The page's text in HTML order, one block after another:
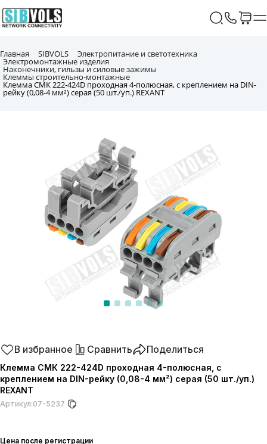
Главная SIBVOLS Электропитание и светотехника
Электромонтажные изделия
Наконечники, гильзы и силовые зажимы
Клеммы строительно-монтажные
Клемма СМК 222-424D проходная 4-полюсная, с креплением на DIN-
рейку (0,08-4 мм²) серая (50 шт./уп.) REXANT
В избранное Сравнить Поделиться
Клемма СМК 222-424D проходная 4-полюсная, с
креплением на DIN-рейку (0,08-4 мм²) серая (50 шт./уп.)
REXANT
Артикул:07-5237
Цена после регистрации